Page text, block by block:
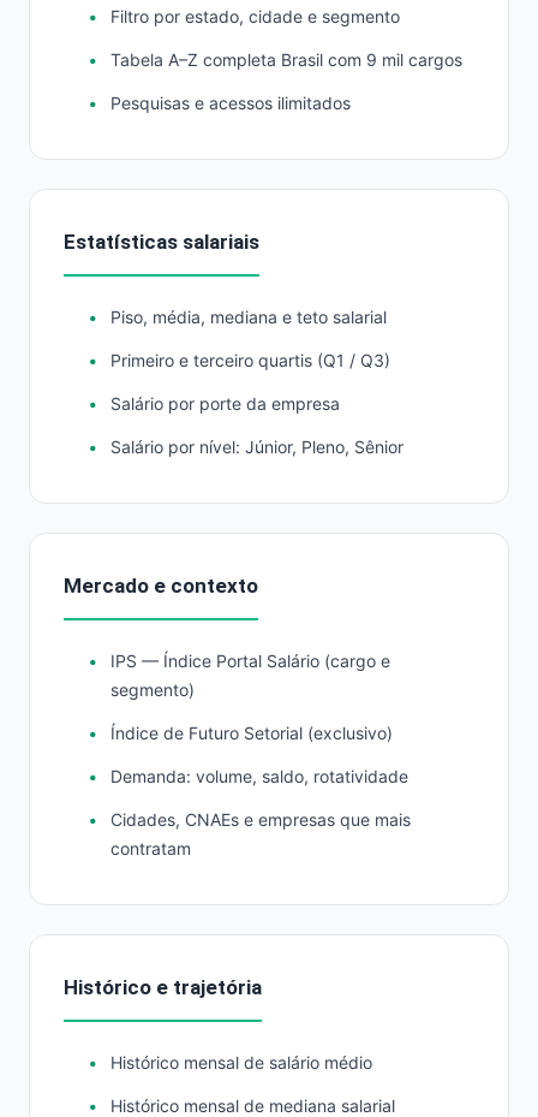
Filtro por estado, cidade e segmento
Tabela A–Z completa Brasil com 9 mil cargos
Pesquisas e acessos ilimitados
Estatísticas salariais
Piso, média, mediana e teto salarial
Primeiro e terceiro quartis (Q1 / Q3)
Salário por porte da empresa
Salário por nível: Júnior, Pleno, Sênior
Mercado e contexto
IPS — Índice Portal Salário (cargo e
segmento)
Índice de Futuro Setorial (exclusivo)
Demanda: volume, saldo, rotatividade
Cidades, CNAEs e empresas que mais
contratam
Histórico e trajetória
Histórico mensal de salário médio
Histórico mensal de mediana salarial